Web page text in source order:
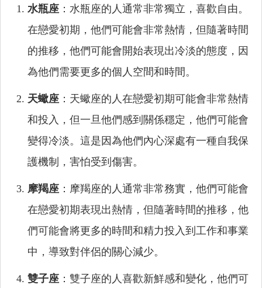
水瓶座 ：水瓶座的人通常非常獨立，喜歡自由。
在戀愛初期，他們可能會非常熱情，但隨著時間
的推移，他們可能會開始表現出冷淡的態度，因
為他們需要更多的個人空間和時間。
天蠍座 ：天蠍座的人在戀愛初期可能會非常熱情
和投入，但一旦他們感到關係穩定，他們可能會
變得冷淡。這是因為他們內心深處有一種自我保
護機制，害怕受到傷害。
摩羯座 ：摩羯座的人通常非常務實，他們可能會
在戀愛初期表現出熱情，但隨著時間的推移，他
們可能會將更多的時間和精力投入到工作和事業
中，導致對伴侶的關心減少。
雙子座 ：雙子座的人喜歡新鮮感和變化，他們可